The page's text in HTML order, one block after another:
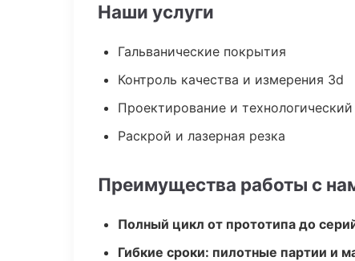
Наши услуги
Гальванические покрытия
Контроль качества и измерения 3d
Проектирование и технологический
Раскрой и лазерная резка
Преимущества работы с
Полный цикл от прототипа до
Гибкие сроки: пилотные партии и